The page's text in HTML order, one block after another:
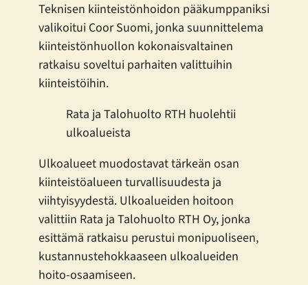
Teknisen kiinteistönhoidon pääkumppaniksi
valikoitui Coor Suomi, jonka suunnittelema
kiinteistönhuollon kokonaisvaltainen
ratkaisu soveltui parhaiten valittuihin
kiinteistöihin.
Rata ja Talohuolto RTH huolehtii
ulkoalueista
Ulkoalueet muodostavat tärkeän osan
kiinteistöalueen turvallisuudesta ja
viihtyisyydestä. Ulkoalueiden hoitoon
valittiin Rata ja Talohuolto RTH Oy, jonka
esittämä ratkaisu perustui monipuoliseen,
kustannustehokkaaseen ulkoalueiden
hoito-osaamiseen.